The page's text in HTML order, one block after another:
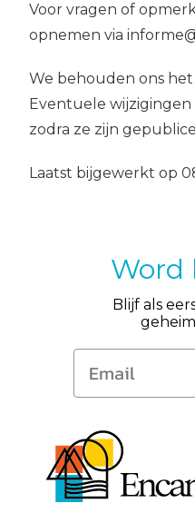
Voor vragen of
opnemen via
We behouden ons
Eventuele
zodra ze zijn
Laatst bijgewerkt op
Word
Blijf als